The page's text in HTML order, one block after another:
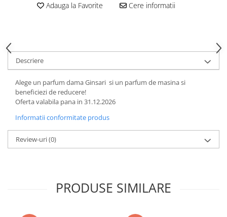
Adauga la Favorite Cere informatii
Descriere
Alege un parfum dama Ginsari si un parfum de masina si
beneficiezi de reducere!
Oferta valabila pana in 31.12.2026
Informatii conformitate produs
Review-uri(0)
PRODUSE SIMILARE